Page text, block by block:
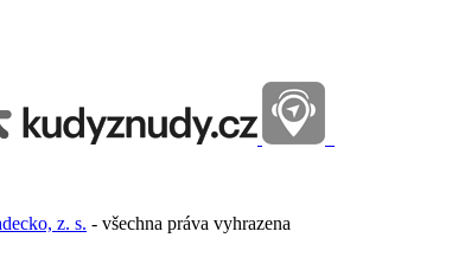
z. s. - všechna práva vyhrazena